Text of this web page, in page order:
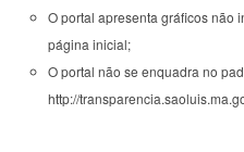
O portal apresenta gráficos não
página inicial;
O portal não se enquadra no
http://